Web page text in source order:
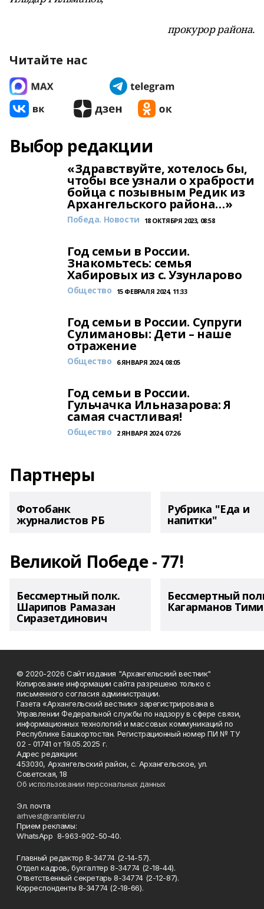
прокурор района.
Читайте нас
Выбор редакции
«Здравствуйте, хотелось бы,
чтобы все узнали о храбрости
бойца с позывным Редик из
Архангельского района…»
Победа. Новости 18 ОКТЯБРЯ 2023, 08:58
Год семьи в России.
Знакомьтесь: семья
Хабировых из с. Узунларово
Общество 15 ФЕВРАЛЯ 2024, 11:33
Год семьи в России. Супруги
Сулимановы: Дети – наше
отражение
Общество 6 ЯНВАРЯ 2024, 08:05
Год семьи в России.
Гульчачка Ильназарова: Я
самая счастливая!
Общество 2 ЯНВАРЯ 2024, 07:26
Партнеры
Фотобанк
журналистов РБ
Рубрика "Еда и
напитки"
Великой Победе - 77!
Бессмертный полк.
Шарипов Рамазан
Сиразетдинович
Бессмертный
Кагарманов
© 2020-2026 Сайт издания "Архангельский вестник"
Копирование информации сайта разрешено только с
письменного согласия администрации.
Газета «Архангельский вестник» зарегистрирована в
Управлении Федеральной службы по надзору в сфере связи,
информационных технологий и массовых коммуникаций по
Республике Башкортостан. Регистрационный номер ПИ № ТУ
02 - 01741 от 19.05.2025 г.
Адрес редакции:
453030, Архангельский район, с. Архангельское, ул.
Советская, 18
Об использовании персональных данных
Эл. почта
arhvest@rambler.ru
Прием рекламы:
WhatsApp 8-963-902-50-40.
Главный редактор 8-34774 (2-14-57).
Отдел кадров, бухгалтер 8-34774 (2-18-44).
Ответственный секретарь 8-34774 (2-12-87).
Корреспонденты 8-34774 (2-18-66).